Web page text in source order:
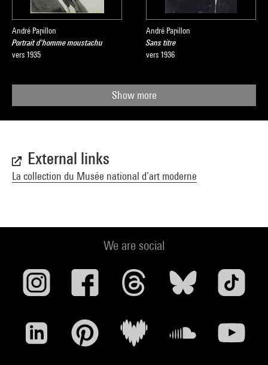
André Papillon
Portrait d'homme moustachu
vers 1935
André Papillon
Sans titre
vers 1936
Show more
External links
La collection du Musée national d’art moderne
We are social